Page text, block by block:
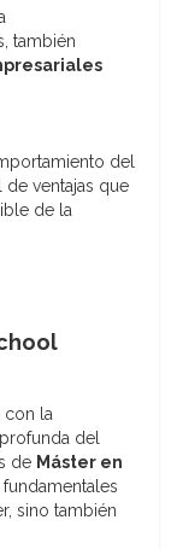
también
del
ventajas que
de la
con la
del
de Máster en
sino también